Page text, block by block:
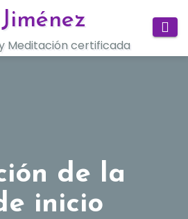
Meditación certificada
de la
inicio